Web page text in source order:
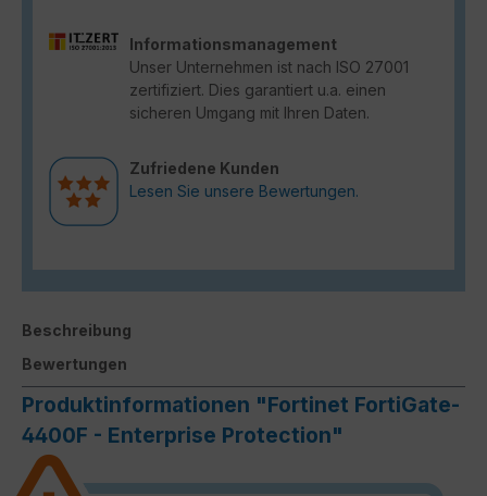
Informationsmanagement
Unser Unternehmen ist nach ISO 27001
zertifiziert. Dies garantiert u.a. einen
sicheren Umgang mit Ihren Daten.
Zufriedene Kunden
Lesen Sie unsere Bewertungen.
Beschreibung
Bewertungen
Produktinformationen "Fortinet FortiGate-
4400F - Enterprise Protection"